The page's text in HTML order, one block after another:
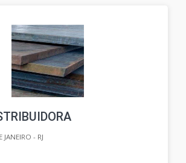
- RJ